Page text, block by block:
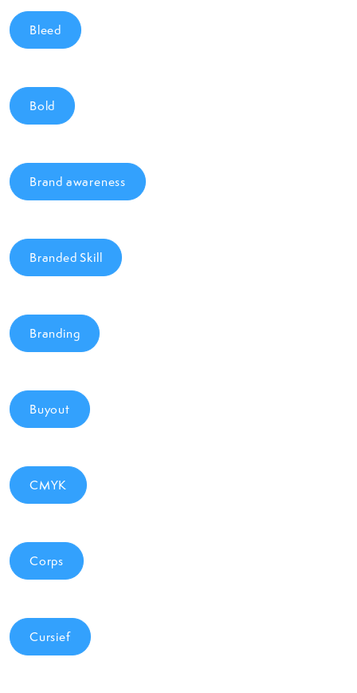
Bleed
Bold
Brand awareness
Branded Skill
Branding
Buyout
CMYK
Corps
Cursief